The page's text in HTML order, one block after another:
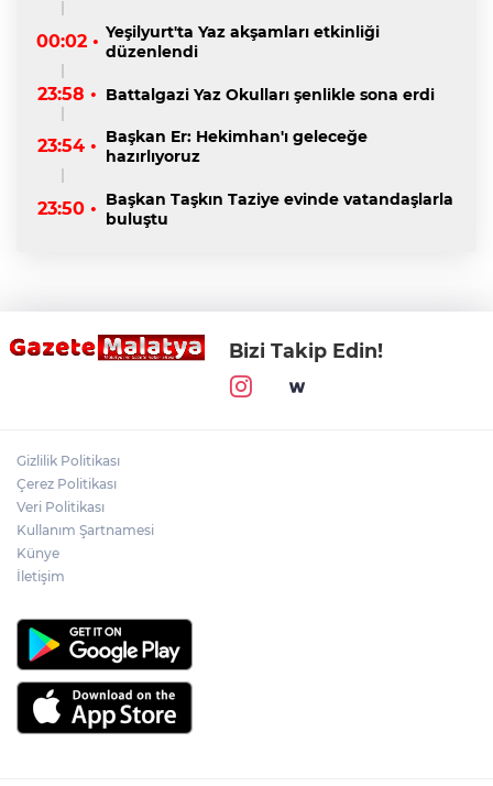
00:02 • Yeşilyurt'ta Yaz akşamları etkinliği
düzenlendi
23:58 • Battalgazi Yaz Okulları şenlikle sona erdi
23:54 • Başkan Er: Hekimhan'ı geleceğe
hazırlıyoruz
23:50 • Başkan Taşkın Taziye evinde vatandaşlarla
buluştu
Bizi Takip Edin!
Gizlilik Politikası
Çerez Politikası
Veri Politikası
Kullanım Şartnamesi
Künye
İletişim